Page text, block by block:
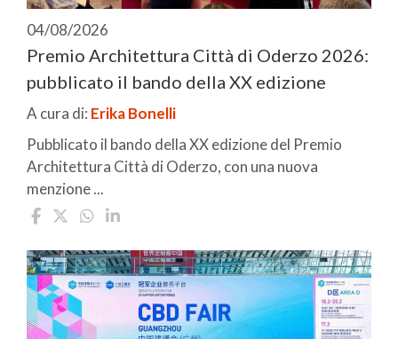
04/08/2026
Premio Architettura Città di Oderzo 2026:
pubblicato il bando della XX edizione
A cura di: Erika Bonelli
Pubblicato il bando della XX edizione del Premio
Architettura Città di Oderzo, con una nuova
menzione ...